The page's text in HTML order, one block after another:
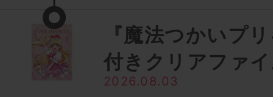
『魔法つかいプ
付きクリアファ
2026.08.03